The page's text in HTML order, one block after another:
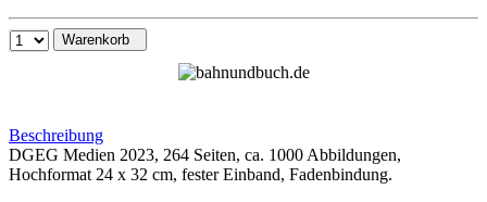
Warenkorb
Beschreibung
DGEG Medien 2023, 264 Seiten, ca. 1000 Abbildungen,
Hochformat 24 x 32 cm, fester Einband, Fadenbindung.